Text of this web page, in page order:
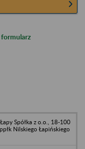
formularz
Spółka z o.o., 18-100
Nilskiego Łapińskiego